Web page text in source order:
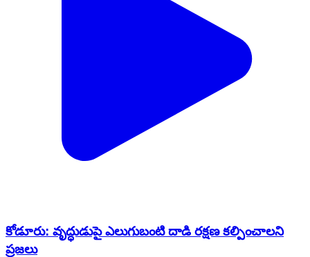
కోడూరు: వృద్ధుడుపై ఎలుగుబంటి దాడి రక్షణ కల్పించాలని
ప్రజలు